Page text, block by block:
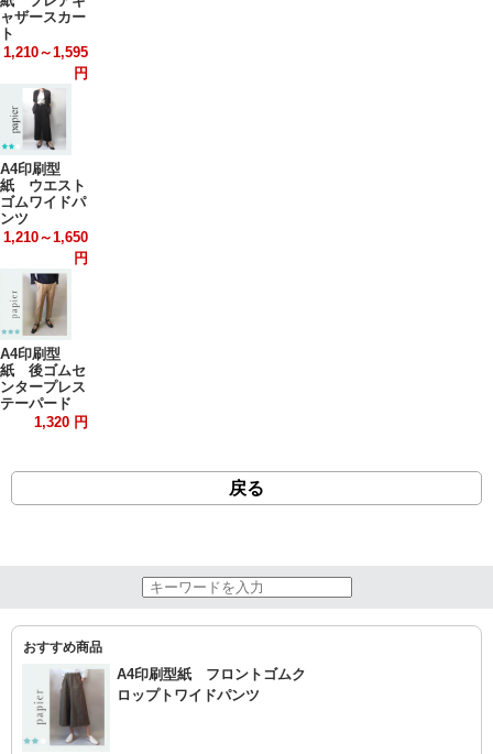
ャザースカー
ト
1,210～1,595
円
A4印刷型
紙 ウエスト
ゴムワイドパ
ンツ
1,210～1,650
円
A4印刷型
紙 後ゴムセ
ンタープレス
テーパード
1,320 円
戻る
おすすめ商品
A4印刷型紙 フロントゴムク
ロップトワイドパンツ